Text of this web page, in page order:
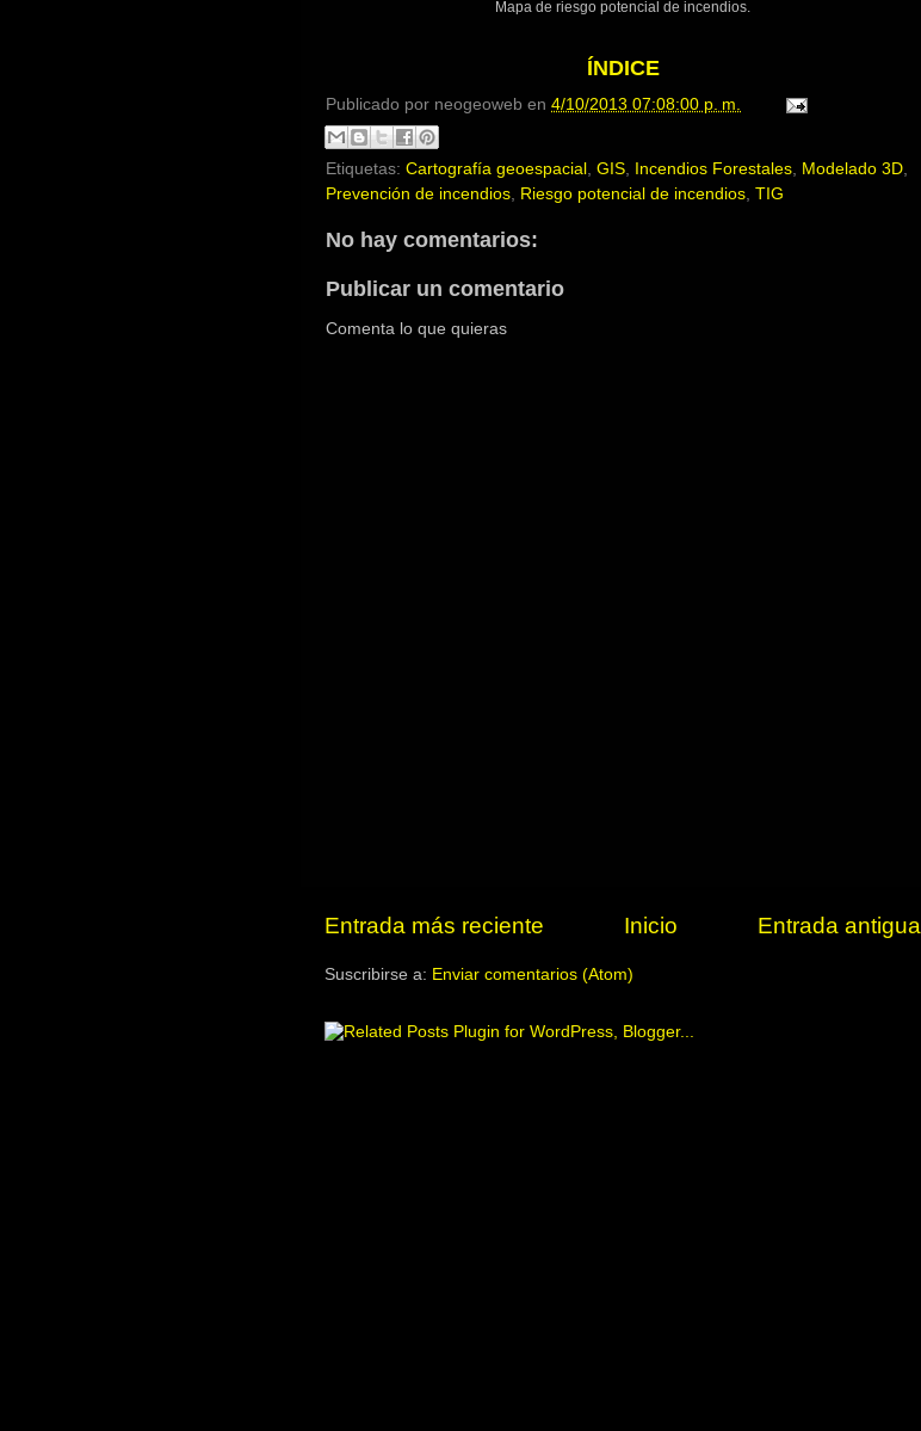
Mapa de riesgo potencial de incendios.
ÍNDICE
Publicado por neogeoweb en 4/10/2013 07:08:00 p. m.
Etiquetas: Cartografía geoespacial GIS Incendios Forestales Modelado 3D
Prevención de incendios
Riesgo potencial de incendios TIG
No hay comentarios:
Publicar un comentario
Comenta lo que quieras
Entrada más reciente Entrada antigua
Inicio
Suscribirse a: Enviar comentarios (Atom)